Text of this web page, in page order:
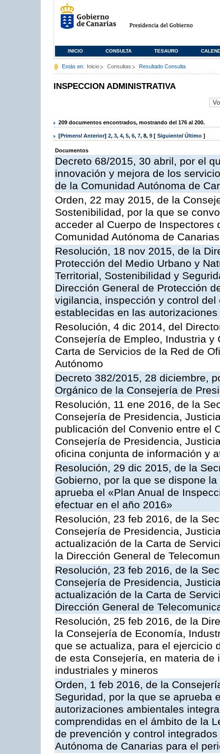
INICIO CONSULTA TESAURO
Estás en: Inicio Consultas Resultado Consulta
INSPECCION ADMINISTRATIVA
209 documentos encontrados, mostrando del 176 al 200.
[Primero/ Anterior] 2, 3, 4, 5, 6, 7, 8, 9 [ Siguiente/ Último ]
Documentos
Decreto 68/2015, 30 abril, por el
innovación y mejora de los
de la Comunidad Autónoma de
Orden, 22 may 2015, de la
Sostenibilidad, por la que se
acceder al Cuerpo de
Comunidad Autónoma de Canarias
Resolución, 18 nov 2015, de la
Protección del Medio Urbano y
Territorial, Sostenibilidad y
Dirección General de Protección
vigilancia, inspección y control
establecidas en las
Resolución, 4 dic 2014, del
Consejería de Empleo, Industria
Carta de Servicios de la Red de
Autónomo
Decreto 382/2015, 28 diciembre,
Orgánico de la Consejería de
Resolución, 11 ene 2016, de la
Consejería de Presidencia,
publicación del Convenio entre el
Consejería de Presidencia,
oficina conjunta de información y
Resolución, 29 dic 2015, de la
Gobierno, por la que se dispone
aprueba el «Plan Anual de
efectuar en el año 2016»
Resolución, 23 feb 2016, de la
Consejería de Presidencia,
actualización de la Carta de
la Dirección General de
Resolución, 23 feb 2016, de la
Consejería de Presidencia,
actualización de la Carta de
Dirección General de
Resolución, 25 feb 2016, de la
la Consejería de Economía,
que se actualiza, para el ejercicio
de esta Consejería, en materia
industriales y mineros
Orden, 1 feb 2016, de la
Seguridad, por la que se aprueba
autorizaciones ambientales
comprendidas en el ámbito de la
de prevención y control
Autónoma de Canarias para el